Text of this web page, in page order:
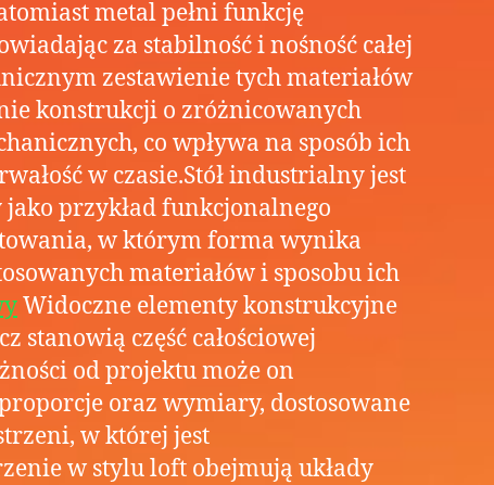
metal pełni funkcję
za stabilność i nośność całej
zestawienie tych materiałów
konstrukcji o zróżnicowanych
co wpływa na sposób ich
w czasie.Stół industrialny jest
przykład funkcjonalnego
w którym forma wynika
materiałów i sposobu ich
Widoczne elementy konstrukcyjne
stanowią część całościowej
od projektu może on
oraz wymiary, dostosowane
w której jest
w stylu loft obejmują układy